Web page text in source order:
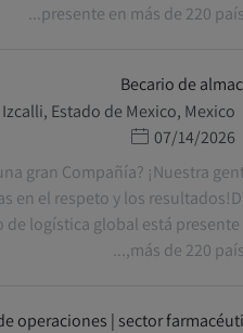
presente en más de 220
Becario de
מיקום
Estado de Mexico, Mexico
תאריך פרסום
07/14/2026
gran Compañía? ¡Nuestra
en el respeto y los
de logística global está
más de 220
operaciones | sector